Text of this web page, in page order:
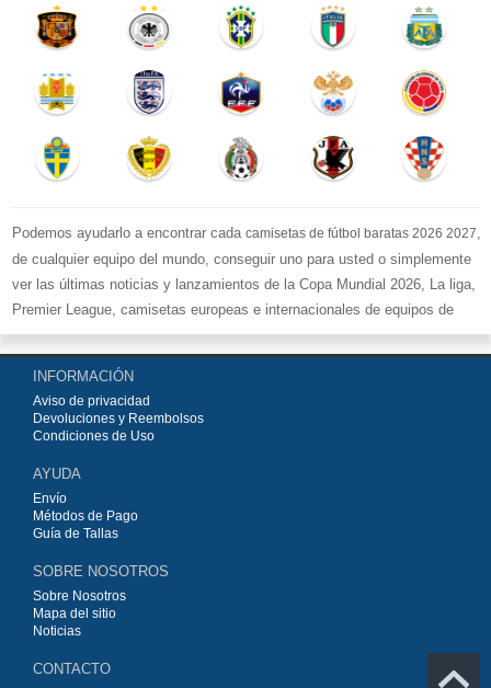
Podemos ayudarlo a encontrar cada camisetas de fútbol baratas 2026 2027,
de cualquier equipo del mundo, conseguir uno para usted o simplemente
ver las últimas noticias y lanzamientos de la Copa Mundial 2026, La liga,
Premier League, camisetas europeas e internacionales de equipos de
fútbol y kits.
Comprecamisetas de fútbol baratas replicasen la tienda deportiva
más grande de Europa. ¡Grandes ofertas en todas las camisetas del club
de fútbol, ​​kits europeos e internacionales, todo a los precios más bajos!
Compre nuestra gran selección de
INFORMACIÓN
Aviso de privacidad
Devoluciones y Reembolsos
Condiciones de Uso
AYUDA
Envío
Métodos de Pago
Guía de Tallas
SOBRE NOSOTROS
Sobre Nosotros
Mapa del sitio
Noticias
CONTACTO